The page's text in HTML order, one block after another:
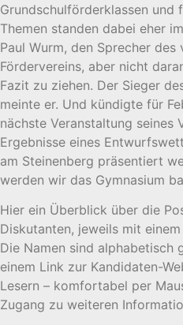
Grundschulförderklassen und
Themen standen dabei eher
Paul Wurm, den Sprecher des
Fördervereins, aber nicht
Fazit zu ziehen. Der Sieger
meinte er. Und kündigte für
nächste Veranstaltung seines
Ergebnisse eines
am Steinenberg präsentiert
werden wir das Gymnasium
Hier ein Überblick über die
Diskutanten, jeweils mit
Die Namen sind alphabetisch
einem Link zur Kandidaten-
Lesern – komfortabel per
Zugang zu weiteren